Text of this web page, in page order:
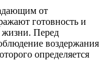
от
готовность и
жизни. Перед
воздержания
определяется